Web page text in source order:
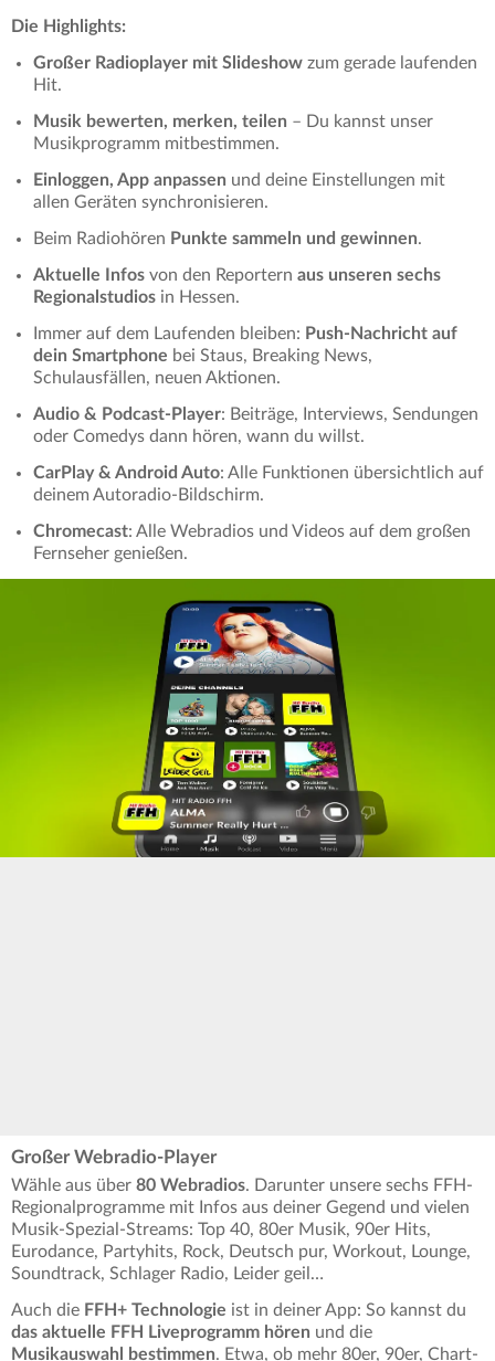
Die Highlights:
Großer Radioplayer mit Slideshow zum gerade laufenden
Hit.
Musik bewerten, merken, teilen – Du kannst unser
Musikprogramm mitbestimmen.
Einloggen, App anpassen und deine Einstellungen mit
allen Geräten synchronisieren.
Beim Radiohören Punkte sammeln und gewinnen.
Aktuelle Infos von den Reportern aus unseren sechs
Regionalstudios in Hessen.
Immer auf dem Laufenden bleiben: Push-Nachricht auf
dein Smartphone bei Staus, Breaking News,
Schulausfällen, neuen Aktionen.
Audio & Podcast-Player: Beiträge, Interviews, Sendungen
oder Comedys dann hören, wann du willst.
CarPlay & Android Auto: Alle Funktionen übersichtlich auf
deinem Autoradio-Bildschirm.
Chromecast: Alle Webradios und Videos auf dem großen
Fernseher genießen.
Großer Webradio-Player
Wähle aus über 80 Webradios. Darunter unsere sechs FFH-
Regionalprogramme mit Infos aus deiner Gegend und vielen
Musik-Spezial-Streams: Top 40, 80er Musik, 90er Hits,
Eurodance, Partyhits, Rock, Deutsch pur, Workout, Lounge,
Soundtrack, Schlager Radio, Leider geil…
Auch die FFH+ Technologie ist in deiner App: So kannst du
das aktuelle FFH Liveprogramm hören und die
Musikauswahl bestimmen. Etwa, ob mehr 80er, 90er, Chart-